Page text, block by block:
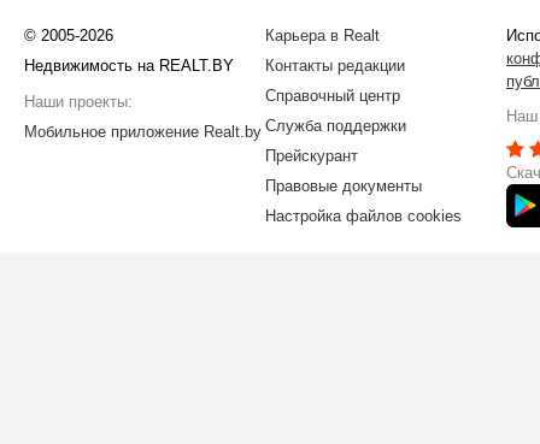
© 2005-2026
Недвижимость на REALT.BY
Наши проекты:
Мобильное приложение Realt.by
Карьера в Realt
Контакты редакции
Справочный центр
Служба поддержки
Прейскурант
Правовые документы
Настройка файлов cookies
Наш